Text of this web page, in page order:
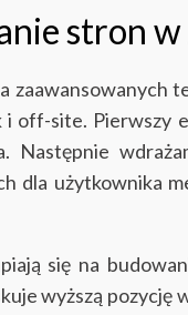
stron w
i off-site.
Następnie
dla użytkownika
się na
wyższą pozycję